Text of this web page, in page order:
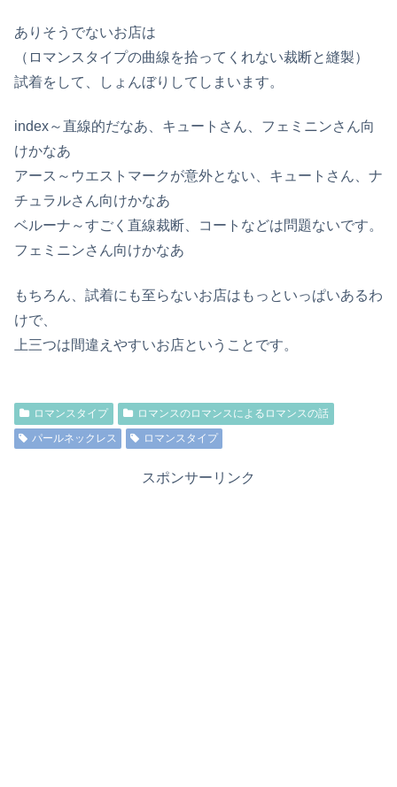
ありそうでないお店は
（ロマンスタイプの曲線を拾ってくれない裁断と縫製）
試着をして、しょんぼりしてしまいます。
index～直線的だなあ、キュートさん、フェミニンさん向
けかなあ
アース～ウエストマークが意外とない、キュートさん、ナ
チュラルさん向けかなあ
ベルーナ～すごく直線裁断、コートなどは問題ないです。
フェミニンさん向けかなあ
もちろん、試着にも至らないお店はもっといっぱいあるわ
けで、
上三つは間違えやすいお店ということです。
ロマンスタイプ
ロマンスのロマンスによるロマンスの話
パールネックレス
ロマンスタイプ
スポンサーリンク